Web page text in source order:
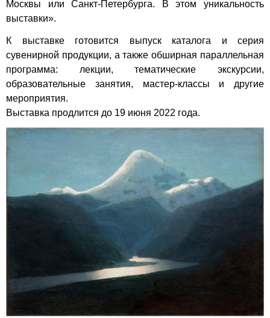
Москвы или Санкт-Петербурга. В этом уникальность
выставки».
К выставке готовится выпуск каталога и серия
сувенирной продукции, а также обширная параллельная
программа: лекции, тематические экскурсии,
образовательные занятия, мастер-классы и другие
мероприятия.
Выставка продлится до 19 июня 2022 года.